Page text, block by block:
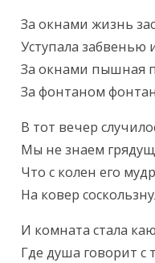
За окнами жизнь
Уступала забвенью
За окнами пышная
За фонтаном
В тот вечер
Мы не знаем
Что с колен его
На ковер
И комната стала
Где душа говорит